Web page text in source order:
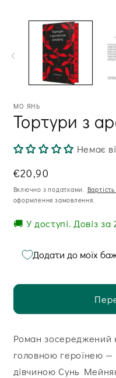
медіа
модальному
МО ЯНЬ
Тортури з
Немає
Звична
ціна
€20,90
Включно з податками.
оформлення замовлення.
🚚 У доступі. Довіз за
Додати до моїх
Роман зосереджений
головною героїнею
дівчиною Сунь